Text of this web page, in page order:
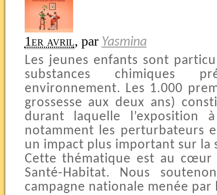
1er avril, par Yasmina
Les jeunes enfants sont
substances chimiques
environnement. Les 1.000
grossesse aux deux ans)
durant laquelle l’exposition
notamment les perturbateurs
un impact plus important sur la
Cette thématique est au
Santé-Habitat. Nous
campagne nationale menée par